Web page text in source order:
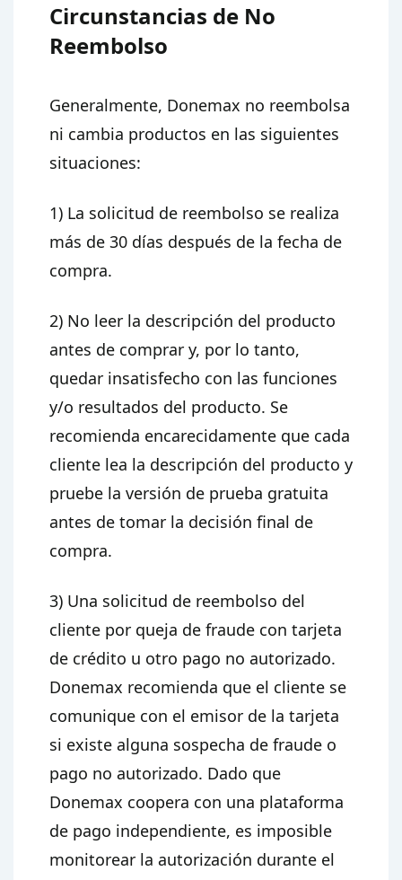
Circunstancias de No
Reembolso
Generalmente, Donemax no reembolsa
ni cambia productos en las siguientes
situaciones:
1) La solicitud de reembolso se realiza
más de 30 días después de la fecha de
compra.
2) No leer la descripción del producto
antes de comprar y, por lo tanto,
quedar insatisfecho con las funciones
y/o resultados del producto. Se
recomienda encarecidamente que cada
cliente lea la descripción del producto y
pruebe la versión de prueba gratuita
antes de tomar la decisión final de
compra.
3) Una solicitud de reembolso del
cliente por queja de fraude con tarjeta
de crédito u otro pago no autorizado.
Donemax recomienda que el cliente se
comunique con el emisor de la tarjeta
si existe alguna sospecha de fraude o
pago no autorizado. Dado que
Donemax coopera con una plataforma
de pago independiente, es imposible
monitorear la autorización durante el